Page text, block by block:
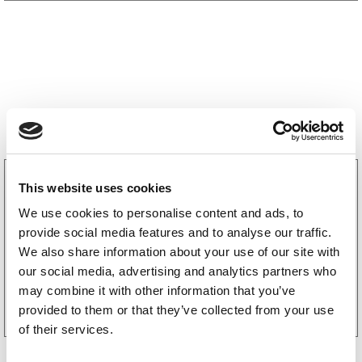
This website uses cookies
We use cookies to personalise content and ads, to
provide social media features and to analyse our traffic.
We also share information about your use of our site with
our social media, advertising and analytics partners who
may combine it with other information that you’ve
provided to them or that they’ve collected from your use
of their services.
3160052
LGF skilt Selvklebende
256kr(205kr eks. mva)
Kjøp på nett